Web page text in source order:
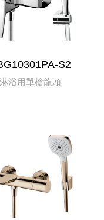
S2
淋浴用單槍龍頭